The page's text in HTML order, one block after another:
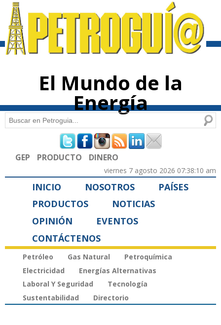
contenido
El Mundo de la
Energía
Formulario de búsqueda
Buscar
GEP PRODUCTO DINERO
viernes 7 agosto 2026 07:38:10 am
INICIO NOSOTROS
PAÍSES
PRODUCTOS
NOTICIAS
OPINIÓN
EVENTOS
CONTÁCTENOS
Petróleo Gas Natural
Petroquímica
Electricidad
Energías Alternativas
Laboral Y Seguridad
Tecnología
Sustentabilidad
Directorio